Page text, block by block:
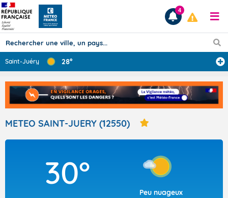
Prévisions
TOUS LES RÉSULTATS
Articles
4
Saint-Juéry 28°
METEO SAINT-JUERY (12550)
30°
Peu nuageux